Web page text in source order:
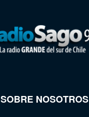
SOBRE NOSOTROS